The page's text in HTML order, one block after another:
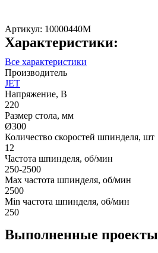
Артикул: 10000440M
Характеристики:
Все характеристики
Производитель
JET
Напряжение, В
220
Размер стола, мм
Ø300
Количество скоростей шпинделя, шт
12
Частота шпинделя, об/мин
250-2500
Max частота шпинделя, об/мин
2500
Min частота шпинделя, об/мин
250
Выполненные проекты